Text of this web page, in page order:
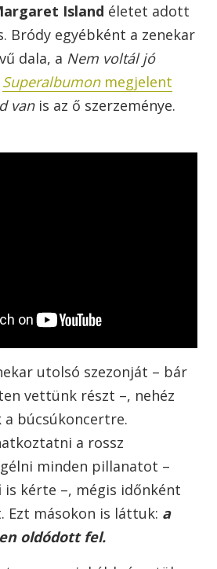
Island életet adott
Bródy egyébként a zenekar
dala, a Nem voltál jó
Superalbumonmegjelent
vanis az ő szerzeménye.
utolsó szezonját – bár
vettünk részt –, nehéz
a búcsúkoncertre.
a rossz
minden pillanatot –
is kérte –, mégis időnként
Ezt másokon is láttuk: a
oldódott fel.